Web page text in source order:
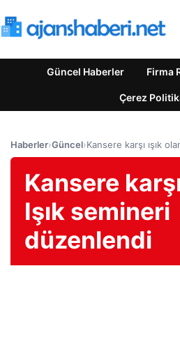
Güncel Haberler Firma
Çerez
Haberler›Güncel›Kansere karşı ışık
Kansere
Işık semineri
düzenlendi